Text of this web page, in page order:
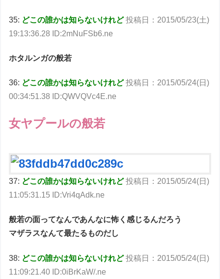
35: どこの誰かは知らないけれど 投稿日：2015/05/23(土)
19:13:36.28 ID:2mNuFSb6.ne
ホタルンガの般若
36: どこの誰かは知らないけれど 投稿日：2015/05/24(日)
00:34:51.38 ID:QWVQVc4E.ne
女ヤプールの般若
37: どこの誰かは知らないけれど 投稿日：2015/05/24(日)
11:05:31.15 ID:Vri4qAdk.ne
般若の面ってなんであんなに怖く感じるんだろう
マザラスなんて最たるものだし
38: どこの誰かは知らないけれど 投稿日：2015/05/24(日)
11:09:21.40 ID:0iBrKaW/.ne